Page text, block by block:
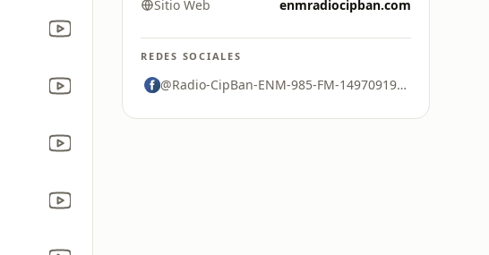
Sitio Web enmradiocipban.com
REDES SOCIALES
@Radio-CipBan-ENM-985-FM-1497091957206316